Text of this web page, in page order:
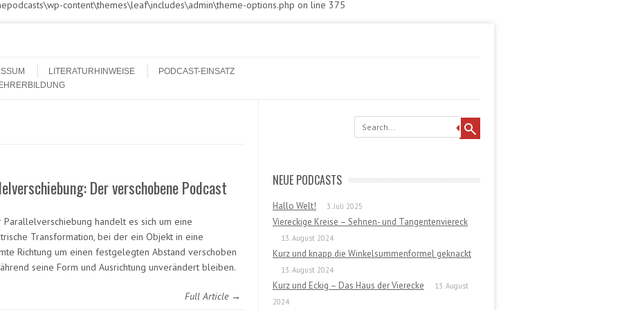
content\themes\leaf\includes\admin\theme-options.php on line 375
LITERATURHINWEISE
PODCAST-EINSATZ
Der verschobene Podcast
Parallelverschiebung handelt es sich um eine
Transformation, bei der ein Objekt in eine
Richtung um einen festgelegten Abstand verschoben
seine Form und Ausrichtung unverändert bleiben.
Full Article →
NEUE PODCASTS
Hallo Welt! 3. Juli 2025
Viereckige Kreise – Sehnen- und Tangentenviereck
13. August 2024
Kurz und knapp die Winkelsummenformel geknackt
13. August 2024
Kurz und Eckig – Das Haus der Vierecke
13. August
2024